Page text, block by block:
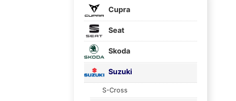
Cupra
Seat
Skoda
Suzuki
S-Cross